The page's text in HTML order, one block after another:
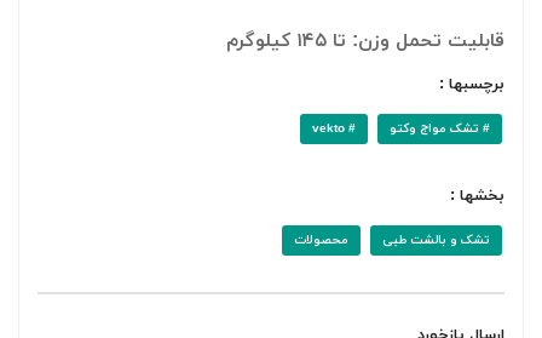
قابلیت تحمل وزن: تا ۱۴۵ کیلوگرم
برچسبها :
# تشک مواج وکتو # vekto
بخشها :
تشک و بالشت طبی محصولات